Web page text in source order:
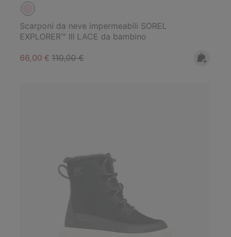
Scarponi da neve impermeabili SOREL
EXPLORER™ III LACE da bambino
Sale price:
66,00 €Regular price:
110,00 €